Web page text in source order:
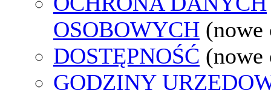
OSOBOWYCH (nowe
DOSTĘPNOŚĆ (nowe
GODZINY